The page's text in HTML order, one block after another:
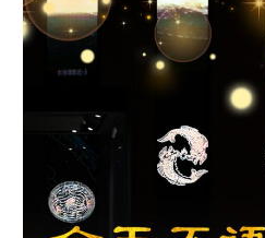
科技 科创
文化
访谈 视频
中央文件
食品